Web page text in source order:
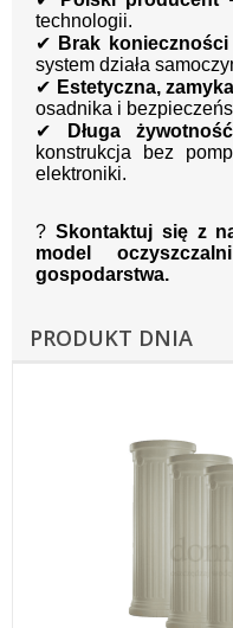
technologii.
✔ Brak
system działa
✔ Estetyczna,
osadnika i
✔
Długa
konstrukcja bez
elektroniki.
? Skontaktuj się z
model
gospodarstwa.
PRODUKT DNIA